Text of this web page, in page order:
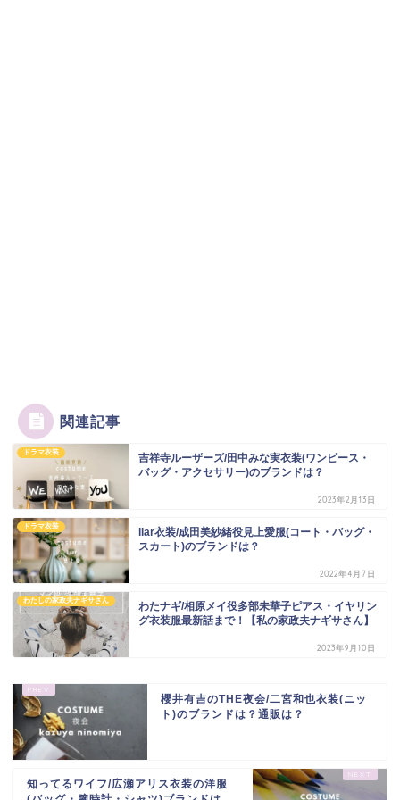
関連記事
ドラマ衣装
吉祥寺ルーザーズ/田中みな実衣装(ワンピース・
バッグ・アクセサリー)のブランドは？
2023年2月13日
ドラマ衣装
liar衣装/成田美紗緒役見上愛服(コート・バッグ・
スカート)のブランドは？
2022年4月7日
わたしの家政夫ナギサさん
わたナギ/相原メイ役多部未華子ピアス・イヤリン
グ衣装服最新話まで！【私の家政夫ナギサさん】
2023年9月10日
櫻井有吉のTHE夜会/二宮和也衣装(ニッ
ト)のブランドは？通販は？
知ってるワイフ/広瀬アリス衣装の洋服